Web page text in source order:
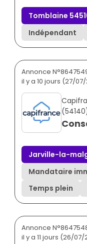
Tomblaine
Indépendant
Annonce
il y a 10 jours (27/
Jarville-la-
Mandataire
Temps plein
Annonce
il y a 11 jours (26/